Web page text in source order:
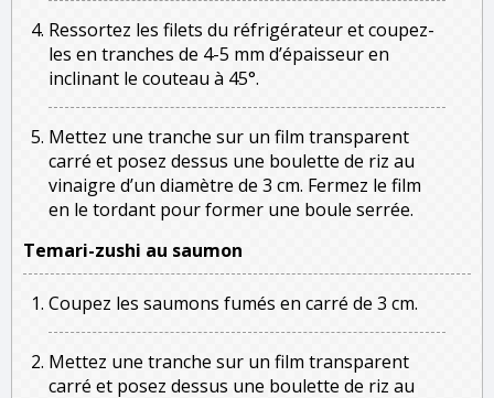
Ressortez les filets du réfrigérateur et coupez-
les en tranches de 4-5 mm d’épaisseur en
inclinant le couteau à 45°.
Mettez une tranche sur un film transparent
carré et posez dessus une boulette de riz au
vinaigre d’un diamètre de 3 cm. Fermez le film
en le tordant pour former une boule serrée.
Temari-zushi au saumon
Coupez les saumons fumés en carré de 3 cm.
Mettez une tranche sur un film transparent
carré et posez dessus une boulette de riz au